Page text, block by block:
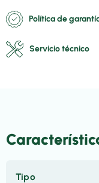
Política de
Servicio técnico
Tipo